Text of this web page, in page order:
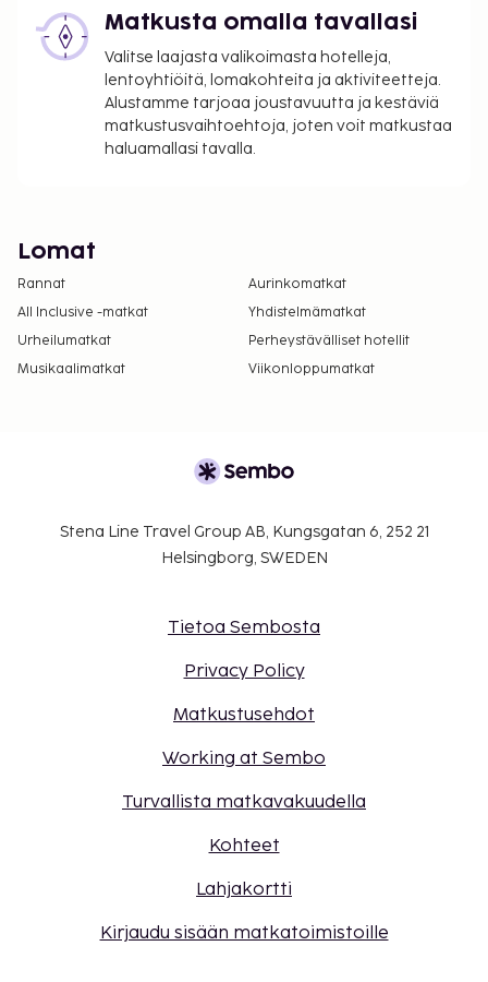
Matkusta omalla tavallasi
Valitse laajasta valikoimasta hotelleja,
lentoyhtiöitä, lomakohteita ja aktiviteetteja.
Alustamme tarjoaa joustavuutta ja kestäviä
matkustusvaihtoehtoja, joten voit matkustaa
haluamallasi tavalla.
Lomat
Rannat
Aurinkomatkat
All Inclusive -matkat
Yhdistelmämatkat
Urheilumatkat
Perheystävälliset hotellit
Musikaalimatkat
Viikonloppumatkat
Stena Line Travel Group AB, Kungsgatan 6, 252 21
Helsingborg, SWEDEN
Tietoa Sembosta
Privacy Policy
Matkustusehdot
Working at Sembo
Turvallista matkavakuudella
Kohteet
Lahjakortti
Kirjaudu sisään matkatoimistoille